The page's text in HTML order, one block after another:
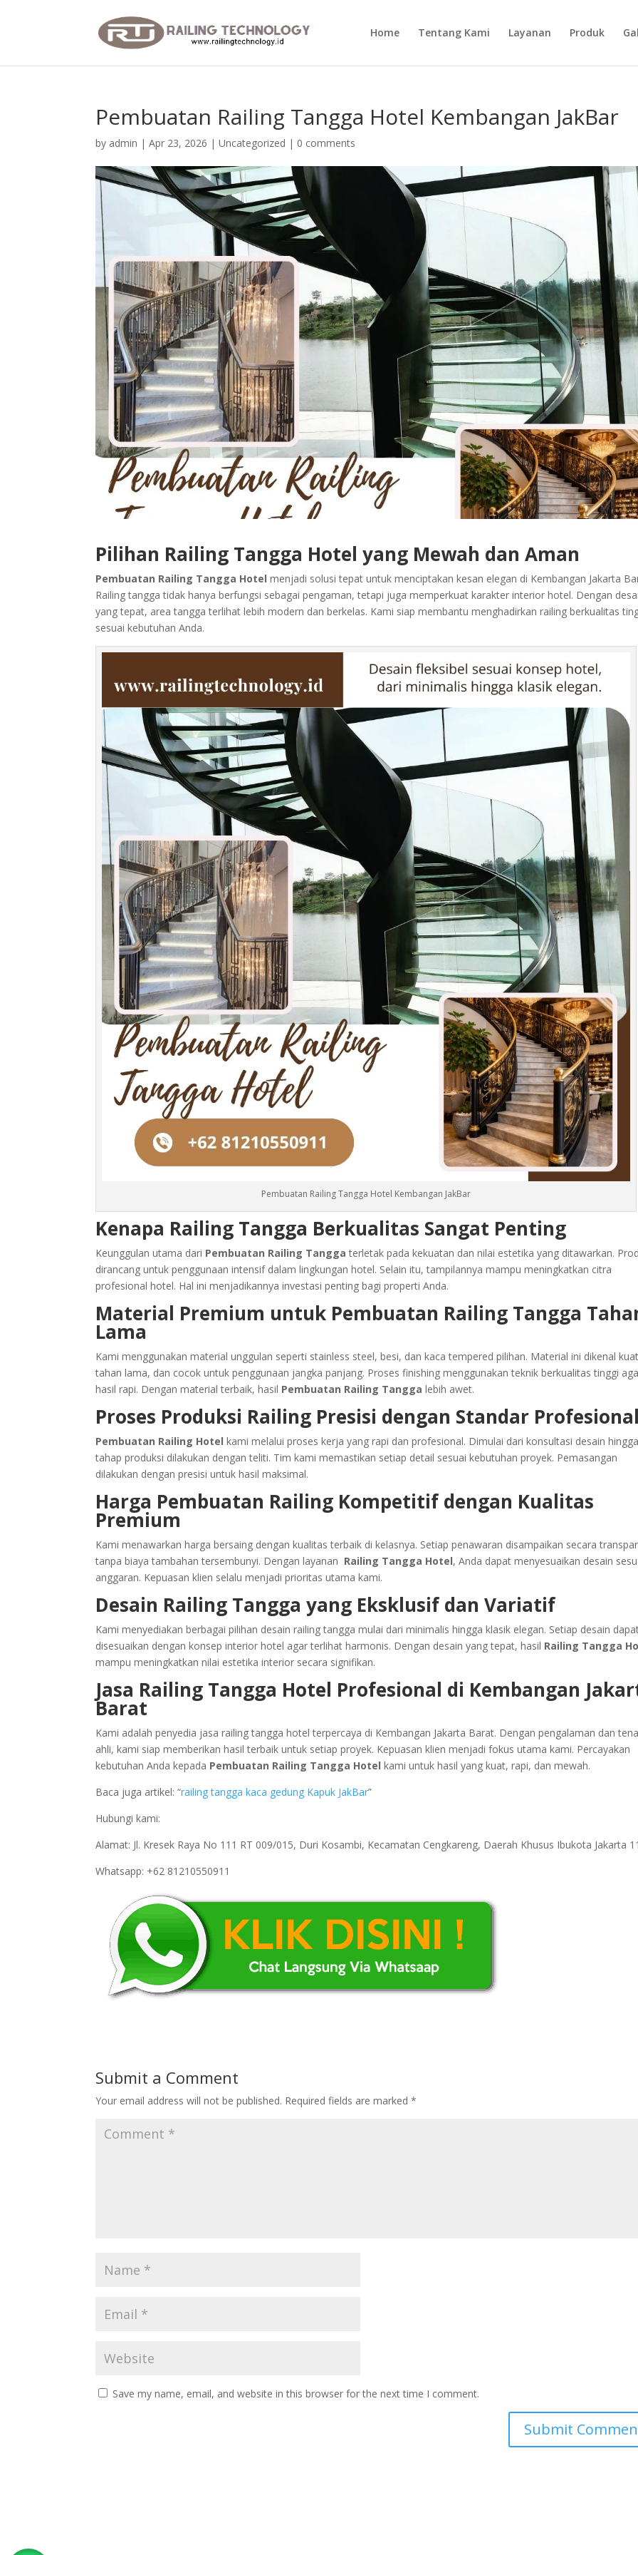
Home Tentang Kami Layanan Produk
Pembuatan Railing Tangga Hotel Kembangan JakBar
by admin |Apr 23, 2026 |Uncategorized | 0 comments
Pilihan Railing Tangga Hotel yang Mewah dan Aman
Pembuatan Railing Tangga Hotel menjadi solusi tepat untuk menciptakan kesan elegan di Kembangan Jakarta
Railing tangga tidak hanya berfungsi sebagai pengaman, tetapi juga memperkuat karakter interior hotel. Dengan
yang tepat, area tangga terlihat lebih modern dan berkelas. Kami siap membantu menghadirkan railing berkualitas
sesuai kebutuhan Anda.
Pembuatan Railing Tangga Hotel Kembangan JakBar
Kenapa Railing Tangga Berkualitas Sangat Penting
Keunggulan utama dari Pembuatan Railing Tangga terletak pada kekuatan dan nilai estetika yang ditawarkan.
dirancang untuk penggunaan intensif dalam lingkungan hotel. Selain itu, tampilannya mampu meningkatkan citra
profesional hotel. Hal ini menjadikannya investasi penting bagi properti Anda.
Material Premium untuk Pembuatan Railing Tangga
Lama
Kami menggunakan material unggulan seperti stainless steel, besi, dan kaca tempered pilihan. Material ini dikenal
tahan lama, dan cocok untuk penggunaan jangka panjang. Proses finishing menggunakan teknik berkualitas tinggi
hasil rapi. Dengan material terbaik, hasil Pembuatan Railing Tangga lebih awet.
Proses Produksi Railing Presisi dengan Standar
Pembuatan Railing Hotel kami melalui proses kerja yang rapi dan profesional. Dimulai dari konsultasi desain
tahap produksi dilakukan dengan teliti. Tim kami memastikan setiap detail sesuai kebutuhan proyek. Pemasangan
dilakukan dengan presisi untuk hasil maksimal.
Harga Pembuatan Railing Kompetitif dengan Kualitas
Premium
Kami menawarkan harga bersaing dengan kualitas terbaik di kelasnya. Setiap penawaran disampaikan secara
tanpa biaya tambahan tersembunyi. Dengan layanan Railing Tangga Hotel, Anda dapat menyesuaikan desain
anggaran. Kepuasan klien selalu menjadi prioritas utama kami.
Desain Railing Tangga yang Eksklusif dan Variatif
Kami menyediakan berbagai pilihan desain railing tangga mulai dari minimalis hingga klasik elegan. Setiap desain
disesuaikan dengan konsep interior hotel agar terlihat harmonis. Dengan desain yang tepat, hasil Railing Tangga
mampu meningkatkan nilai estetika interior secara signifikan.
Jasa Railing Tangga Hotel Profesional di Kembangan
Barat
Kami adalah penyedia jasa railing tangga hotel terpercaya di Kembangan Jakarta Barat. Dengan pengalaman dan
ahli, kami siap memberikan hasil terbaik untuk setiap proyek. Kepuasan klien menjadi fokus utama kami. Percayakan
kebutuhan Anda kepada Pembuatan Railing Tangga Hotel kami untuk hasil yang kuat, rapi, dan mewah.
Baca juga artikel: “railing tangga kaca gedung Kapuk JakBar”
Hubungi kami:
Alamat: Jl. Kresek Raya No 111 RT 009/015, Duri Kosambi, Kecamatan Cengkareng, Daerah Khusus Ibukota Jakarta
Whatsapp: +62 81210550911
Submit a Comment
Your email address will not be published. Required fields are marked*
Save my name, email, and website in this browser for the next time I comment.